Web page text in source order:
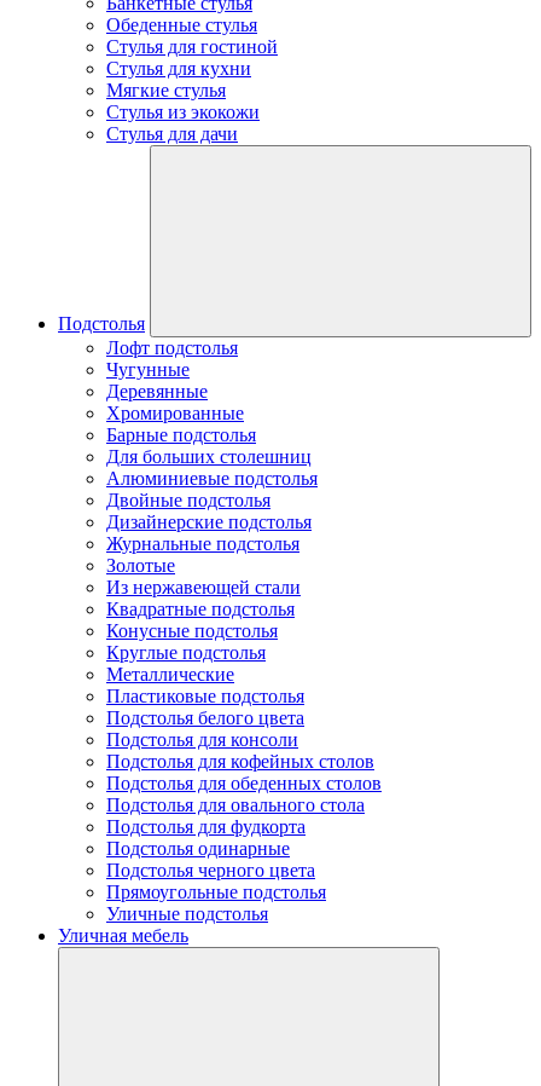
Обеденные стулья
Стулья для гостиной
Стулья для кухни
Мягкие стулья
Стулья из экокожи
Стулья для дачи
Подстолья
Лофт подстолья
Чугунные
Деревянные
Хромированные
Барные подстолья
Для больших столешниц
Алюминиевые подстолья
Двойные подстолья
Дизайнерские подстолья
Журнальные подстолья
Золотые
Из нержавеющей стали
Квадратные подстолья
Конусные подстолья
Круглые подстолья
Металлические
Пластиковые подстолья
Подстолья белого цвета
Подстолья для консоли
Подстолья для кофейных столов
Подстолья для обеденных столов
Подстолья для овального стола
Подстолья для фудкорта
Подстолья одинарные
Подстолья черного цвета
Прямоугольные подстолья
Уличные подстолья
Уличная мебель